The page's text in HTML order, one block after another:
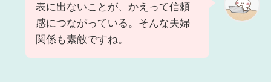
表に出ないことが、かえって信頼
感につながっている。そんな夫婦
関係も素敵ですね。